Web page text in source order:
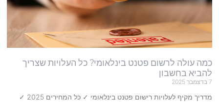
כמה עולה לרשום פטנט בינלאומי? כל העלויות שצריך
להביא בחשבון
7 בדצמבר 2025
מדריך מקיף לעלויות רישום פטנט בינלאומי ✓ כל המחירים 2025 ✓